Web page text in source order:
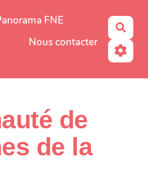
FNE
Nous contacter
de
de la